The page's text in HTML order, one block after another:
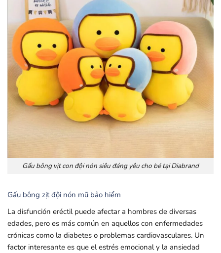
Gấu bông vịt con đội nón siêu đáng yêu cho bé tại Diabrand
Gấu bông zịt đội nón mũ bảo hiểm
La disfunción eréctil puede afectar a hombres de diversas
edades, pero es más común en aquellos con enfermedades
crónicas como la diabetes o problemas cardiovasculares. Un
factor interesante es que el estrés emocional y la ansiedad